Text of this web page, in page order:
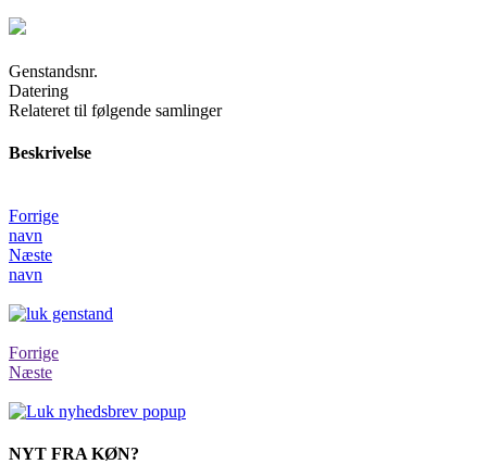
Genstandsnr.
Datering
Relateret til følgende samlinger
Beskrivelse
Forrige
navn
Næste
navn
Forrige
Næste
NYT FRA KØN?